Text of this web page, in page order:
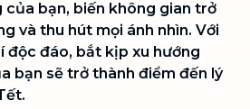
của bạn, biến không gian trở
và thu hút mọi ánh nhìn. Với
độc đáo, bắt kịp xu hướng
bạn sẽ trở thành điểm đến lý